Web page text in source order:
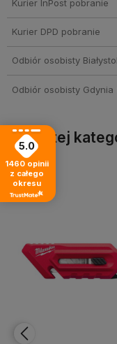
Kurier InPost pobranie
Kurier DPD pobranie
Odbiór osobisty
Odbiór osobisty Gdynia
Inne z tej
5.0
1460 opinii
z całego
okresu